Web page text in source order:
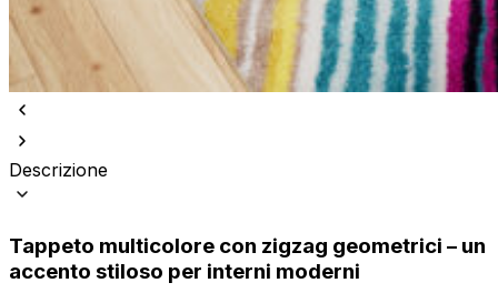
Descrizione
Tappeto multicolore con zigzag geometrici – un
accento stiloso per interni moderni